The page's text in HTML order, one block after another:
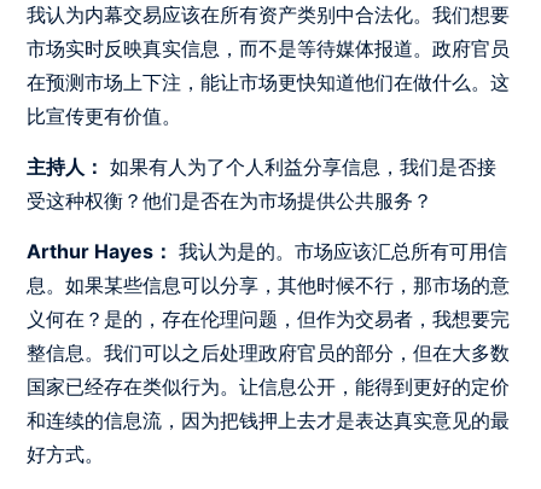
我认为内幕交易应该在所有资产类别中合法化。我们想要
市场实时反映真实信息，而不是等待媒体报道。政府官员
在预测市场上下注，能让市场更快知道他们在做什么。这
比宣传更有价值。
主持人： 如果有人为了个人利益分享信息，我们是否接
受这种权衡？他们是否在为市场提供公共服务？
Arthur Hayes： 我认为是的。市场应该汇总所有可用信
息。如果某些信息可以分享，其他时候不行，那市场的意
义何在？是的，存在伦理问题，但作为交易者，我想要完
整信息。我们可以之后处理政府官员的部分，但在大多数
国家已经存在类似行为。让信息公开，能得到更好的定价
和连续的信息流，因为把钱押上去才是表达真实意见的最
好方式。